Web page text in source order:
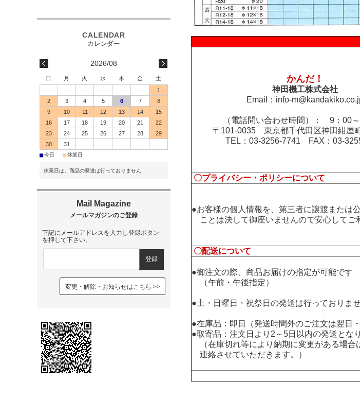
かんだ！
神田機工株式会社
Email： info-
（電話問い合わせ時間）： 9：00
〒101-0035 東京都千代田区神田紺屋
TEL：03-3256-7741 FAX：03-
〇プライバシー・ポリシーについて
●お客様の個人情報を、第三者に譲渡または
ことは決して御座いませんので安心してご
〇配送について
●御注文の際、商品お届けの指定が可能です
（午前・午後指定）
●土・日曜日・祝祭日の発送は行っておりま
●在庫品：即日（発送時間外のご注文は翌日
●取寄品：注文日より2～5日以内の発送とな
（在庫切れ等により納期に変更がある場合
連絡させていただきます。）
2026/08
日 月 火 水 木 金
土
1
2
3 4 5 6 7
8
9
10 11 12 13 14
15
16
17 18 19 20 21
22
23
24 25 26 27 28
29
30
31
■今日 ■休業日
休業日は、商品の発送は行っておりません
下記にメールアドレスを入力し登録ボタン
を押して下さい。
変更・解除・お知らせはこちら